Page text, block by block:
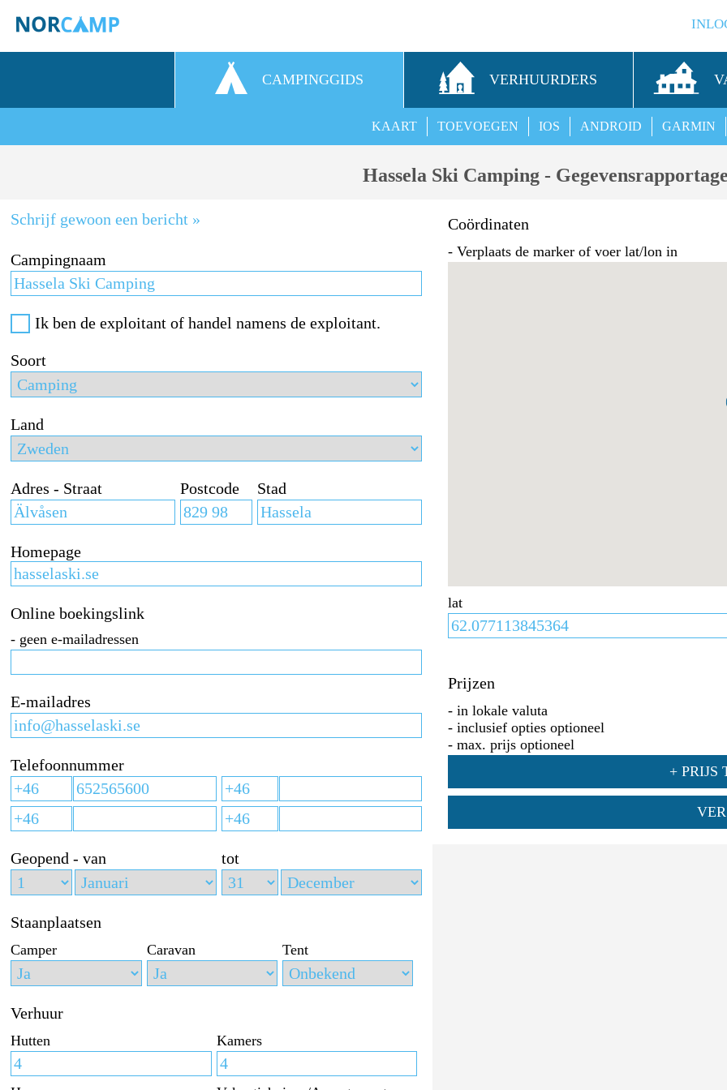
CAMPINGGIDS VERHUURDERS
GARMIN
ANDROID
IOS
TOEVOEGEN
KAART
Hassela Ski Camping -
Schrijf gewoon een bericht »
Campingnaam
Ik ben de exploitant of handel namens de exploitant.
Soort
Land
Adres - Straat Postcode Stad
Homepage
Online boekingslink
- geen e-mailadressen
E-mailadres
Telefoonnummer
Geopend - van tot
Staanplaatsen
Camper Caravan Tent
Verhuur
Hutten Kamers
Coördinaten
- Verplaats de marker of voer lat/lon in
lat
Prijzen
- in lokale valuta
- inclusief opties optioneel
- max. prijs optioneel
+ PRIJS